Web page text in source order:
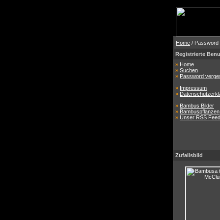
Home /
Registrierte
» Home
» Suchen
» Password
» Impressum
»
» Bambus Bilder
» Bambuspflanzen
» Unser RSS Feed
Zufallsbild